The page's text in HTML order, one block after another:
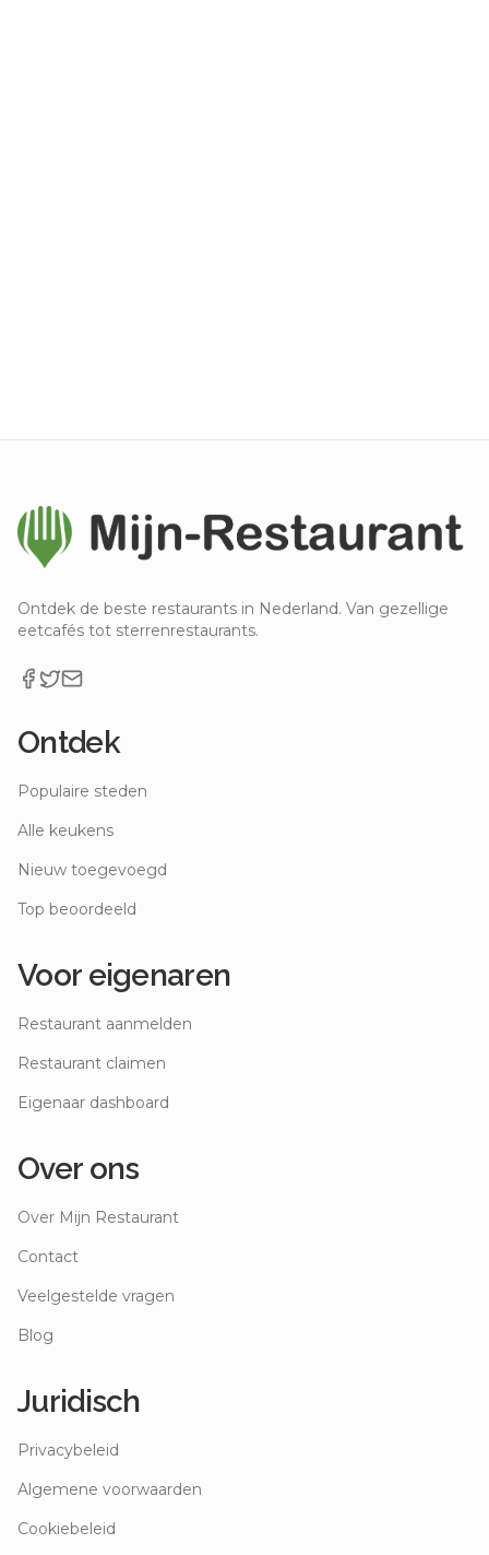
Ontdek de beste restaurants in Nederland. Van gezellige
eetcafés tot sterrenrestaurants.
Ontdek
Populaire steden
Alle keukens
Nieuw toegevoegd
Top beoordeeld
Voor eigenaren
Restaurant aanmelden
Restaurant claimen
Eigenaar dashboard
Over ons
Over Mijn Restaurant
Contact
Veelgestelde vragen
Blog
Juridisch
Privacybeleid
Algemene voorwaarden
Cookiebeleid